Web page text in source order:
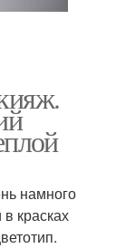
намного
красках